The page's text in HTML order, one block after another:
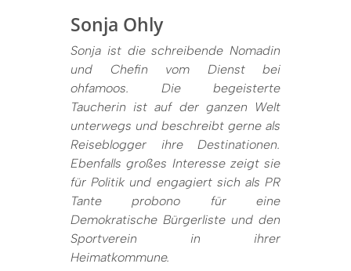
Sonja Ohly
Sonja ist die schreibende Nomadin
und Chefin vom Dienst bei
ohfamoos. Die begeisterte
Taucherin ist auf der ganzen Welt
unterwegs und beschreibt gerne als
Reiseblogger ihre Destinationen.
Ebenfalls großes Interesse zeigt sie
für Politik und engagiert sich als PR
Tante probono für eine
Demokratische Bürgerliste und den
Sportverein in ihrer
Heimatkommune.